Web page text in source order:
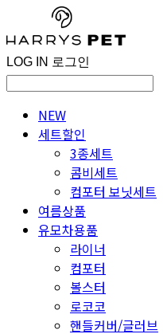
LOG IN 로그인
NEW
세트할인
3종세트
콤비세트
컴포터 보닛세트
여름상품
유모차용품
라이너
컴포터
볼스터
로코코
핸들커버/글러브